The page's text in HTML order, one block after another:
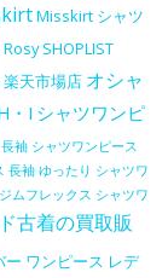
Misskirt シャツ
Rosy SHOPLIST
楽天市場店 オシャ
・I シャツワンピ
袖 シャツワンピース
長袖 ゆったり シャツワ
ジムフレックス シャツワ
古着の買取販
ー ワンピース レデ